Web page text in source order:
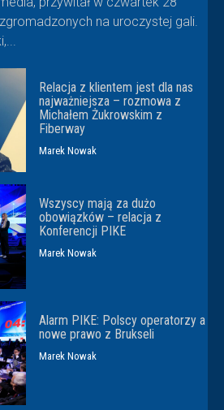
na uroczystej gali.
Relacja z klientem jest dla nas
najważniejsza – rozmowa z
Michałem Żukrowskim z
Fiberway
Marek Nowak
Wszyscy mają za dużo
obowiązków – relacja z
Konferencji PIKE
Marek Nowak
Alarm PIKE: Polscy operatorzy a
nowe prawo z Brukseli
Marek Nowak